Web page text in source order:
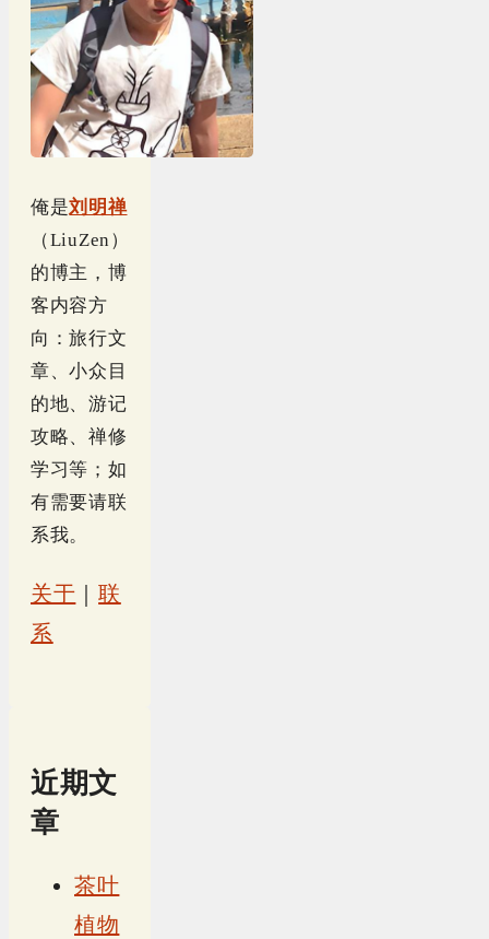
俺是刘明禅
（LiuZen）
的博主，博
客内容方
向：旅行文
章、小众目
的地、游记
攻略、禅修
学习等；如
有需要请联
系我。
关于 ｜联
系
近期文
章
茶叶
植物